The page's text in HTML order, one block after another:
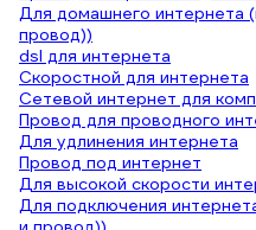
Для домашнего интернета
провод))
dsl для интернета
Скоростной для интернета
Сетевой интернет для
Провод для проводного
Для удлинения интернета
Провод под интернет
Для высокой скорости
Для подключения